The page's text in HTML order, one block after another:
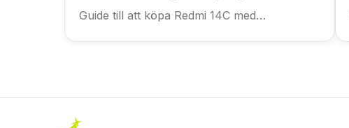
rätt val för hela familjen
Guide till att köpa Redmi 14C med